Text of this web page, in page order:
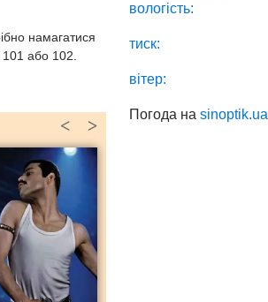
намагатися
або 102.
>
<
вологість:
тиск:
вітер:
Погода наsinoptik.ua